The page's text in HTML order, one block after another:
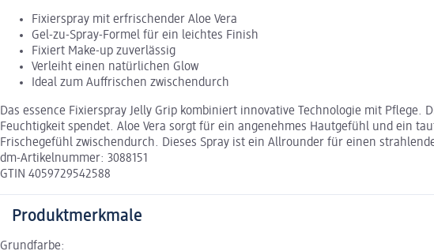
Fixierspray mit erfrischender Aloe Vera
Gel-zu-Spray-Formel für ein leichtes Finish
Fixiert Make-up zuverlässig
Verleiht einen natürlichen Glow
Ideal zum Auffrischen zwischendurch
Das essence Fixierspray Jelly Grip kombiniert innovative Technologie mit
Feuchtigkeit spendet. Aloe Vera sorgt für ein angenehmes Hautgefühl und ein
Frischegefühl zwischendurch. Dieses Spray ist ein Allrounder für einen
dm-Artikelnummer: 3088151
GTIN 4059729542588
Produktmerkmale
Grundfarbe: